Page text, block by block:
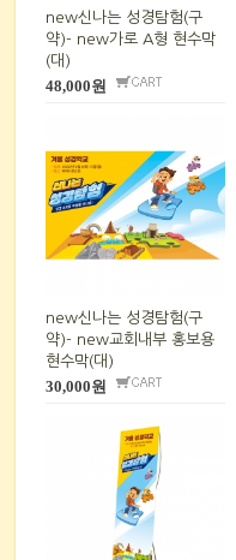
new신나는 성경탐험(구
약)- new가로 A형 현수막
(대)
48,000원
new신나는 성경탐험(구
약)- new교회내부 홍보용
현수막(대)
30,000원